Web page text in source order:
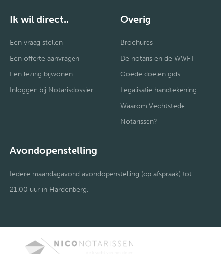
Ik wil direct..
Een vraag stellen
Een offerte aanvragen
Een lezing bijwonen
Inloggen bij Notarisdossier
Overig
Brochures
De notaris en de WWFT
Goede doelen gids
Legalisatie handtekening
Waarom Vechtstede
Notarissen?
Avondopenstelling
Iedere maandagavond avondopenstelling (op afspraak) tot
21.00 uur in Hardenberg.